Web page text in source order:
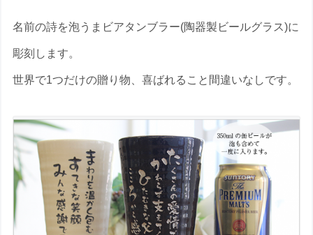
名前の詩を泡うまビアタンブラー(陶器製ビールグラス)に
彫刻します。
世界で1つだけの贈り物、喜ばれること間違いなしです。